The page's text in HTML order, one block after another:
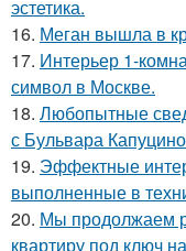
эстетика.
16. Меган вышла в
17. Интерьер 1-
символ в Москве.
18. Любопытные
с Бульвара
19. Эффектные
выполненные в
20. Мы продолжаем
квартиру под ключ